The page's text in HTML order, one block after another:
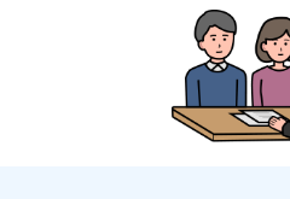
※斎場手配センターはこちら
桑名市斎場（おりづるの森）